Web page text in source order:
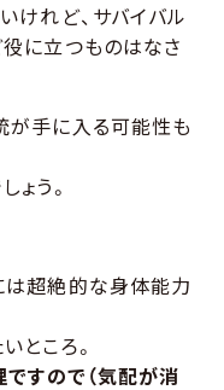
けれど、サバイバル
に立つものはなさ
が手に入る可能性も
ょう。
は超絶的な身体能力
ところ。
すので（気配が消